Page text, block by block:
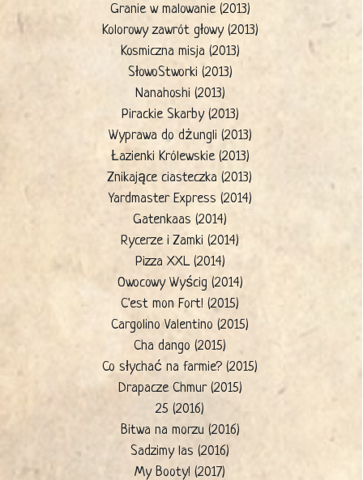
Granie w malowanie (2013)
Kolorowy zawrót głowy (2013)
Kosmiczna misja (2013)
SłowoStworki (2013)
Nanahoshi (2013)
Pirackie Skarby (2013)
Wyprawa do dżungli (2013)
Łazienki Królewskie (2013)
Znikające ciasteczka (2013)
Yardmaster Express (2014)
Gatenkaas (2014)
Rycerze i Zamki (2014)
Pizza XXL (2014)
Owocowy Wyścig (2014)
C'est mon Fort! (2015)
Cargolino Valentino (2015)
Cha dango (2015)
Co słychać na farmie? (2015)
Drapacze Chmur (2015)
25 (2016)
Bitwa na morzu (2016)
Sadzimy las (2016)
My Booty! (2017)